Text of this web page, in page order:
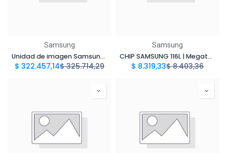
Samsung
Unidad de imagen Samsung MLT-R116 (SV134A) - Original
$ 322.457,14$325.714,29
Samsung
CHIP SAMSUNG 116L | Megatoner
$ 8.319,33$8.403,36